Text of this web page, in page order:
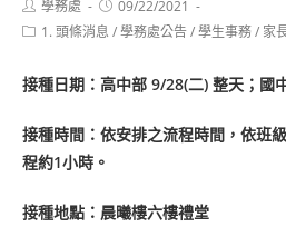
Post
author:
學務處
Post
published:
09/22/2021
Post1. 頭條消息 /學務處公告/學生事務/ 家
接種日期：高中部 9/28(二) 整天；國
接種時間：依安排之流程時間，依班
程約1小時。
接種地點：晨曦樓六樓禮堂